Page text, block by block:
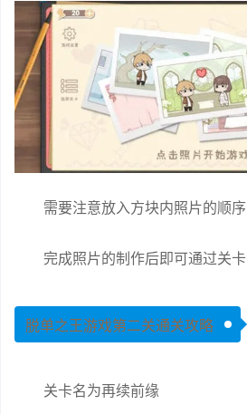
需要注意放入方块内照片的顺序
完成照片的制作后即可通过关卡
脱单之王游戏第二关通关攻略
关卡名为再续前缘